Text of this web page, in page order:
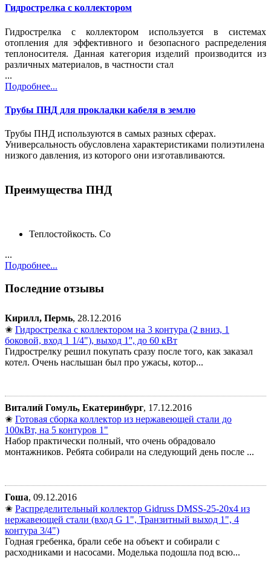
Гидрострелка с коллектором
Гидрострелка с коллектором используется в системах
отопления для эффективного и безопасного распределения
теплоносителя. Данная категория изделий производится из
различных материалов, в частности стал
...
Подробнее...
Трубы ПНД для прокладки кабеля в землю
Трубы ПНД используются в самых разных сферах.
Универсальность обусловлена характеристиками полиэтилена
низкого давления, из которого они изготавливаются.
Преимущества ПНД
Теплостойкость. Со
...
Подробнее...
Последние отзывы
Кирилл, Пермь, 28.12.2016
✬ Гидрострелка с коллектором на 3 контура (2 вниз, 1
боковой, вход 1 1/4"), выход 1'', до 60 кВт
Гидрострелку решил покупать сразу после того, как заказал
котел. Очень наслышан был про ужасы, котор...
Виталий Гомуль, Екатеринбург, 17.12.2016
✬ Готовая сборка коллектор из нержавеющей стали до
100кВт, на 5 контуров 1"
Набор практически полный, что очень обрадовало
монтажников. Ребята собирали на следующий день после ...
Гоша, 09.12.2016
✬ Распределительный коллектор Gidruss DMSS-25-20x4 из
нержавеющей стали (вход G 1", Транзитный выход 1", 4
контура 3/4")
Годная гребенка, брали себе на объект и собирали с
расходниками и насосами. Моделька подошла под всю...